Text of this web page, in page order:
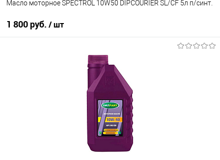
Масло моторное SPECTROL 10W50 DIPCOURIER SL/CF 5л п/синт.
1 800 руб. / шт